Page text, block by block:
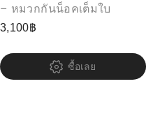
– หมวกกันน็อคเต็มใบ
3,100฿
ซื้อเลย